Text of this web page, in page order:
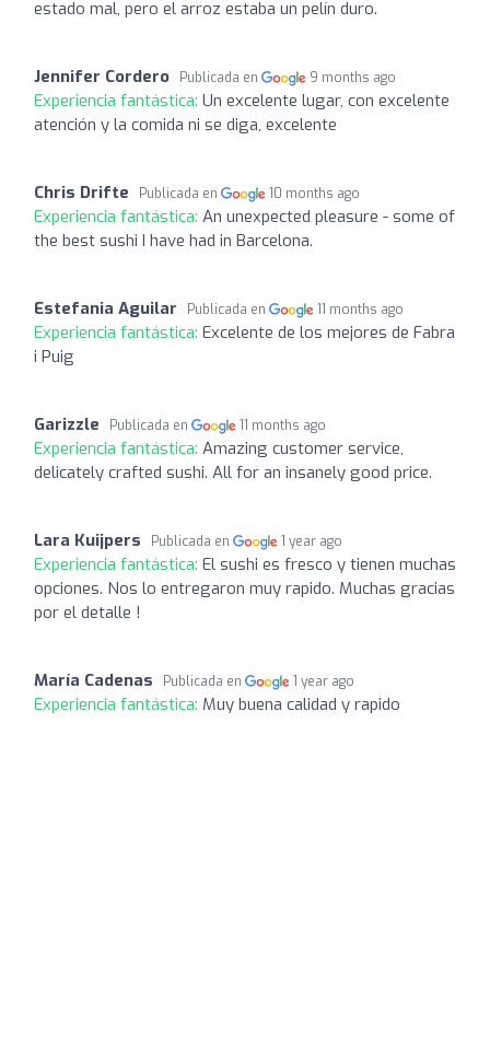
estado mal, pero el arroz estaba un pelín duro.
Jennifer Cordero Publicada en 9 months ago
Experiencia fantástica: Un excelente lugar, con excelente
atención y la comida ni se diga, excelente
Chris Drifte Publicada en 10 months ago
Experiencia fantástica: An unexpected pleasure - some of
the best sushi I have had in Barcelona.
Estefania Aguilar Publicada en 11 months ago
Experiencia fantástica: Excelente de los mejores de Fabra
i Puig
Garizzle Publicada en 11 months ago
Experiencia fantástica: Amazing customer service,
delicately crafted sushi. All for an insanely good price.
Lara Kuijpers Publicada en 1 year ago
Experiencia fantástica: El sushi es fresco y tienen muchas
opciones. Nos lo entregaron muy rapido. Muchas gracias
por el detalle !
María Cadenas Publicada en 1 year ago
Experiencia fantástica: Muy buena calidad y rapido